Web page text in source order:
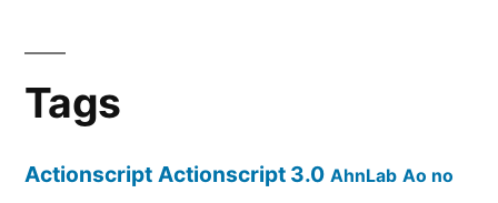
Tags
Actionscript Actionscript 3.0 AhnLab Ao no